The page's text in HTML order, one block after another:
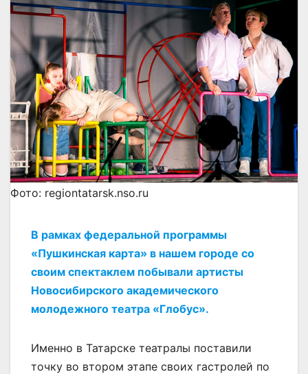
Фото: regiontatarsk.nso.ru
В рамках федеральной программы
«Пушкинская карта» в нашем городе со
своим спектаклем побывали артисты
Новосибирского академического
молодежного театра «Глобус».
Именно в Татарске театралы поставили
точку во втором этапе своих гастролей по